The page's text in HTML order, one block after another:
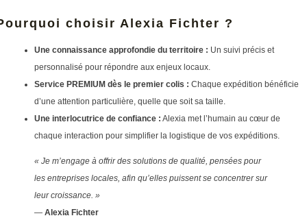
choisir Alexia Fichter ?
Une connaissance approfondie du territoire : Un suivi précis et
personnalisé pour répondre aux enjeux locaux.
Service PREMIUM dès le premier colis : Chaque expédition bénéficie
d’une attention particulière, quelle que soit sa taille.
Une interlocutrice de confiance : Alexia met l’humain au cœur de
chaque interaction pour simplifier la logistique de vos expéditions.
« Je m’engage à offrir des solutions de qualité, pensées pour
les entreprises locales, afin qu’elles puissent se concentrer sur
leur croissance. »
— Alexia Fichter